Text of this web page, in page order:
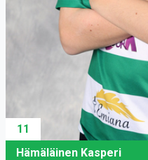
11
Hämäläinen Kasperi